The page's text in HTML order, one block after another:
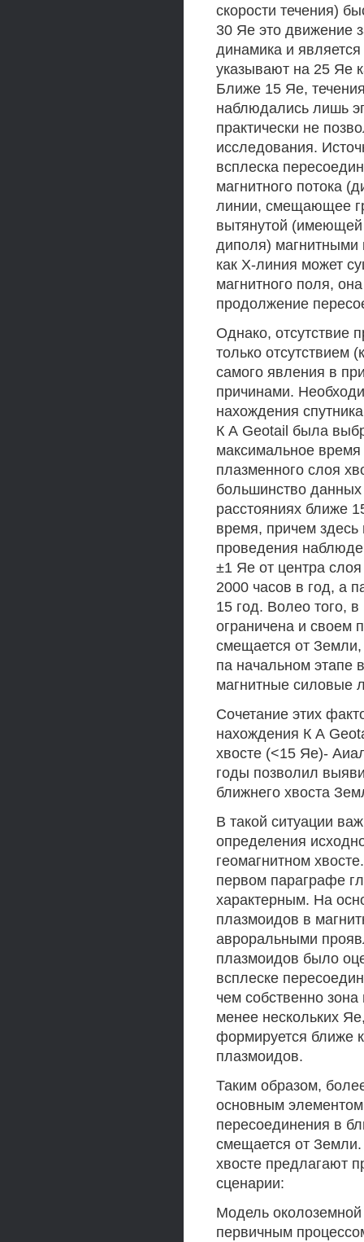
скорости течения)
30 Яе это движение
динамика и
указывают на 25 Яе
Ближе 15 Яе,
наблюдались лишь
практически не
исследования.
всплеска
магнитного потока
линии, смещающее
вытянутой (имеющей
диполя) магнитными
как Х-линия может
магнитного поля,
продолжение
Однако, отсутствие
только отсутствием
самого явления в
причинами.
нахождения
К А Geotail была
максимальное время
плазменного слоя
большинство
расстояниях ближе
время, причем
проведения
±1 Яе от центра
2000 часов в год, а
15 год. Волео того,
ограничена и своем
смещается от Земли,
па начальном этапе
магнитные силовые
Сочетание этих
нахождения К А
хвосте (<15 Яе)-
годы позволил
ближнего хвоста
В такой ситуации
определения
геомагнитном
первом параграфе
характерным. На
плазмоидов в
авроральными
плазмоидов было
всплеске
чем собственно
менее нескольких
формируется ближе
плазмоидов.
Таким образом,
основным элементом
пересоединения в
смещается от Земли.
хвосте предлагают
сценарии:
Модель околоземной
первичным